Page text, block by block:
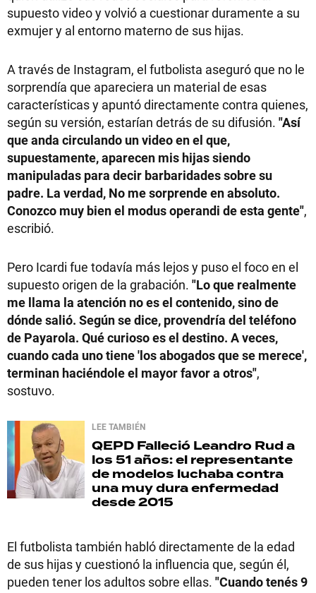
supuesto video y volvió a cuestionar duramente a su
exmujer y al entorno materno de sus hijas.
A través de Instagram, el futbolista aseguró que no le
sorprendía que apareciera un material de esas
características y apuntó directamente contra quienes,
según su versión, estarían detrás de su difusión. "Así
que anda circulando un video en el que,
supuestamente, aparecen mis hijas siendo
manipuladas para decir barbaridades sobre su
padre. La verdad, No me sorprende en absoluto.
Conozco muy bien el modus operandi de esta gente",
escribió.
Pero Icardi fue todavía más lejos y puso el foco en el
supuesto origen de la grabación. "Lo que realmente
me llama la atención no es el contenido, sino de
dónde salió. Según se dice, provendría del teléfono
de Payarola. Qué curioso es el destino. A veces,
cuando cada uno tiene 'los abogados que se merece',
terminan haciéndole el mayor favor a otros",
sostuvo.
LEE TAMBIÉN
QEPD Falleció Leandro Rud a
los 51 años: el representante
de modelos luchaba contra
una muy dura enfermedad
desde 2015
El futbolista también habló directamente de la edad
de sus hijas y cuestionó la influencia que, según él,
pueden tener los adultos sobre ellas. "Cuando tenés 9